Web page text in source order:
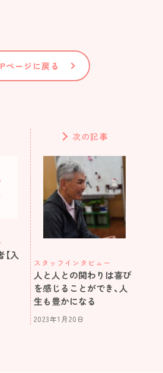
ページに戻る
入
次の記事
スタッフインタビュー
人と人との関わりは喜び
を感じることができ、人
生も豊かになる
2023年1月20日